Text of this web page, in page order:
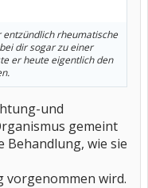
rheumatische
dir sogar zu einer
er heute eigentlich den
und
gemeint
Behandlung, wie sie
vorgenommen wird.